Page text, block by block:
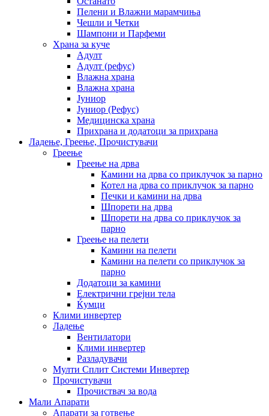
Пелени и Влажни марамчиња
Чешли и Четки
Шампони и Парфеми
Храна за куче
Адулт
Адулт (рефус)
Влажна храна
Влажна храна
Јуниор
Јуниор (Рефус)
Медицинска храна
Прихрана и додатоци за прихрана
Ладење, Греење, Прочистувачи
Греење
Греење на дрва
Камини на дрва со приклучок за парно
Котел на дрва со приклучок за парно
Печки и камини на дрва
Шпорети на дрва
Шпорети на дрва со приклучок за
парно
Греење на пелети
Камини на пелети
Камини на пелети со приклучок за
парно
Додатоци за камини
Електрични грејни тела
Ќумци
Клими инвертер
Ладење
Вентилатори
Клими инвертер
Разладувачи
Мулти Сплит Системи Инвертер
Прочистувачи
Прочиствач за вода
Мали Апарати
Апарати за готвење